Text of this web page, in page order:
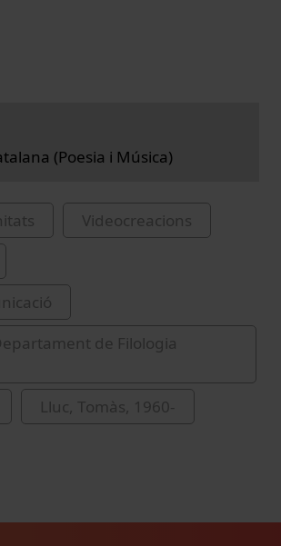
(Poesia i Música)
Videocreacions
de Filologia
Lluc, Tomàs, 1960-